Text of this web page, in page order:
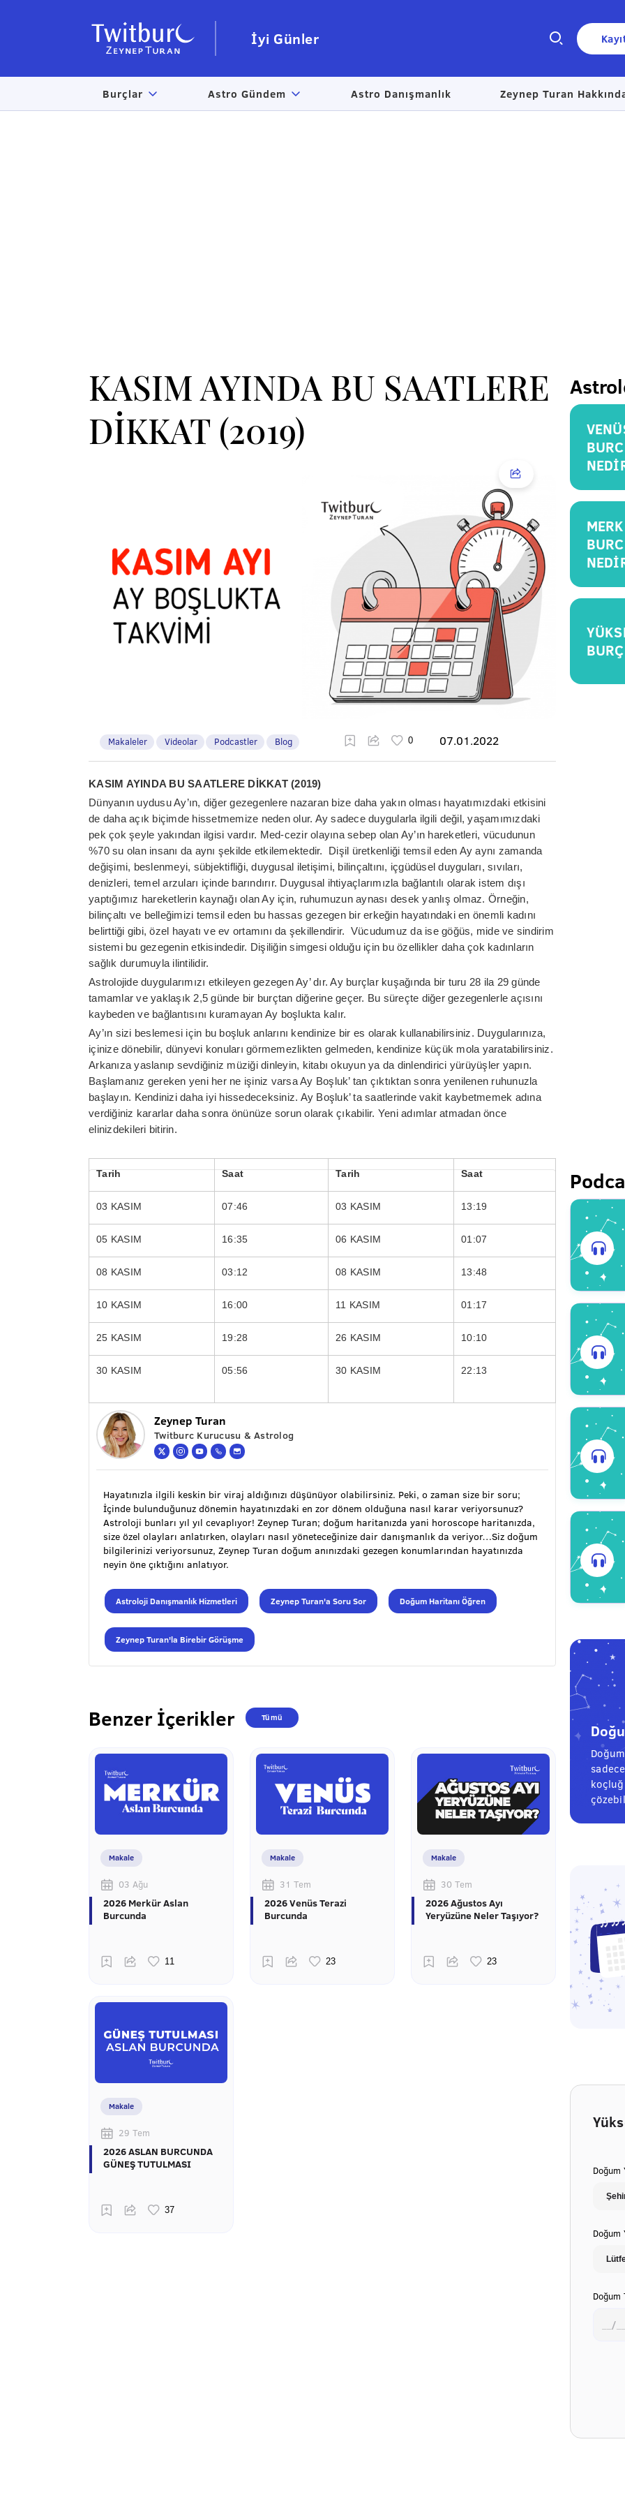
İyi Günler
Burçlar Astro Gündem Astro Danışmanlık Zeynep Turan
KASIM AYINDA BU SAATLERE
DİKKAT (2019)
Makaleler Videolar Podcastler Blog 07.01.2022
KASIM AYINDA BU SAATLERE DİKKAT (2019)
Dünyanın uydusu Ay’ın, diğer gezegenlere nazaran bize daha yakın olması hayatımızdaki etkisini
de daha açık biçimde hissetmemize neden olur. Ay sadece duygularla ilgili değil, yaşamımızdaki
pek çok şeyle yakından ilgisi vardır. Med-cezir olayına sebep olan Ay’ın hareketleri, vücudunun
%70 su olan insanı da aynı şekilde etkilemektedir. Dişil üretkenliği temsil eden Ay aynı zamanda
değişimi, beslenmeyi, sübjektifliği, duygusal iletişimi, bilinçaltını, içgüdüsel duyguları, sıvıları,
denizleri, temel arzuları içinde barındırır. Duygusal ihtiyaçlarımızla bağlantılı olarak istem dışı
yaptığımız hareketlerin kaynağı olan Ay için, ruhumuzun aynası desek yanlış olmaz. Örneğin,
bilinçaltı ve belleğimizi temsil eden bu hassas gezegen bir erkeğin hayatındaki en önemli kadını
belirttiği gibi, özel hayatı ve ev ortamını da şekillendirir. Vücudumuz da ise göğüs, mide ve sindirim
sistemi bu gezegenin etkisindedir. Dişiliğin simgesi olduğu için bu özellikler daha çok kadınların
sağlık durumuyla ilintilidir.
Astrolojide duygularımızı etkileyen gezegen Ay’ dır. Ay burçlar kuşağında bir turu 28 ila 29 günde
tamamlar ve yaklaşık 2,5 günde bir burçtan diğerine geçer. Bu süreçte diğer gezegenlerle açısını
kaybeden ve bağlantısını kuramayan Ay boşlukta kalır.
Ay’ın sizi beslemesi için bu boşluk anlarını kendinize bir es olarak kullanabilirsiniz. Duygularınıza,
içinize dönebilir, dünyevi konuları görmemezlikten gelmeden, kendinize küçük mola yaratabilirsiniz.
Arkanıza yaslanıp sevdiğiniz müziği dinleyin, kitabı okuyun ya da dinlendirici yürüyüşler yapın.
Başlamanız gereken yeni her ne işiniz varsa Ay Boşluk’ tan çıktıktan sonra yenilenen ruhunuzla
başlayın. Kendinizi daha iyi hissedeceksiniz. Ay Boşluk’ ta saatlerinde vakit kaybetmemek adına
verdiğiniz kararlar daha sonra önünüze sorun olarak çıkabilir. Yeni adımlar atmadan önce
elinizdekileri bitirin.
Tarih Saat Tarih Saat
03 KASIM 07:46 03 KASIM 13:19
05 KASIM 16:35 06 KASIM 01:07
08 KASIM 03:12 08 KASIM 13:48
10 KASIM 16:00 11 KASIM 01:17
25 KASIM 19:28 26 KASIM 10:10
30 KASIM 05:56 30 KASIM 22:13
Zeynep Turan
Twitburc Kurucusu & Astrolog
Hayatınızla ilgili keskin bir viraj aldığınızı düşünüyor olabilirsiniz. Peki, o zaman size bir soru;
İçinde bulunduğunuz dönemin hayatınızdaki en zor dönem olduğuna nasıl karar veriyorsunuz?
Astroloji bunları yıl yıl cevaplıyor! Zeynep Turan; doğum haritanızda yani horoscope haritanızda,
size özel olayları anlatırken, olayları nasıl yöneteceğinize dair danışmanlık da veriyor…Siz doğum
bilgilerinizi veriyorsunuz, Zeynep Turan doğum anınızdaki gezegen konumlarından hayatınızda
neyin öne çıktığını anlatıyor.
Astroloji Danışmanlık Hizmetleri Zeynep Turan'a Soru Sor Doğum Haritanı Öğren
Zeynep Turan'la Birebir Görüşme
Benzer İçerikler Tümü
Makale
03 Ağu
2026 Merkür Aslan
Burcunda
Makale
31 Tem
2026 Venüs Terazi
Burcunda
Makale
30 Tem
2026 Ağustos Ayı
Yeryüzüne Neler Taşıyor?
Makale
29 Tem
2026 ASLAN BURCUNDA
GÜNEŞ TUTULMASI
BURÇ
Doğum
Doğum
Doğum